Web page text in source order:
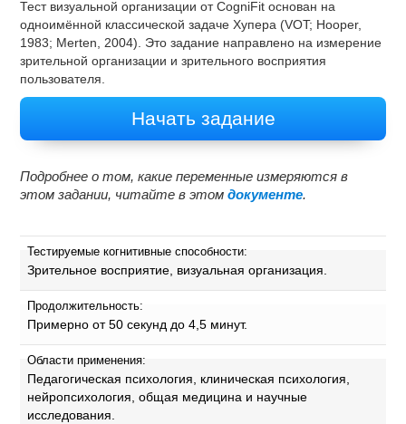
Тест визуальной организации от CogniFit основан на
одноимённой классической задаче Хупера (VOT; Hooper,
1983; Merten, 2004). Это задание направлено на измерение
зрительной организации и зрительного восприятия
пользователя.
Начать задание
Подробнее о том, какие переменные измеряются в
этом задании, читайте в этомдокументе.
Тестируемые когнитивные способности:
Зрительное восприятие, визуальная организация.
Продолжительность:
Примерно от 50 секунд до 4,5 минут.
Области применения:
Педагогическая психология, клиническая психология,
нейропсихология, общая медицина и научные
исследования.